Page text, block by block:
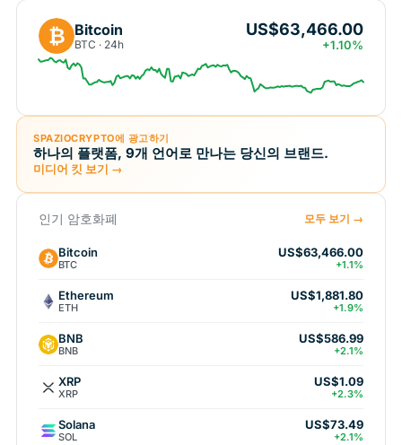
₿ Bitcoin
BTC · 24h
US$63,466.00
+1.10%
SPAZIOCRYPTO에 광고하기
하나의 플랫폼, 9개 언어로 만나는 당신의 브랜드.
미디어 킷 보기 →
인기 암호화폐 모두 보기 →
Bitcoin
BTC
US$63,466.00
+1.1%
Ethereum
ETH
US$1,881.80
+1.9%
BNB
BNB
US$586.99
+2.1%
XRP
XRP
US$1.09
+2.3%
Solana
SOL
US$73.49
+2.1%